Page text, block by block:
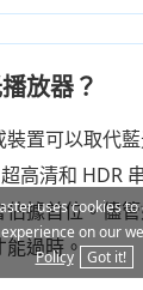
放器？
置可以取代
高清和 HDR
據首位。儘
能過時。
uses cookies to
on our
Policy
Got it!